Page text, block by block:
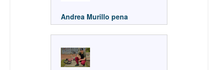
Andrea Murillo pena